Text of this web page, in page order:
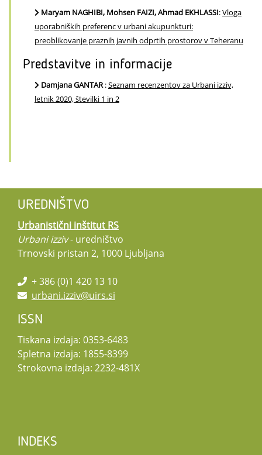
Maryam NAGHIBI, Mohsen FAIZI, Ahmad EKHLASSI:Vloga
uporabniških preferenc v urbani akupunkturi:
preoblikovanje praznih javnih odprtih prostorov v Teheranu
Predstavitve in informacije
Damjana GANTAR:Seznam recenzentov za Urbani izziv,
letnik 2020, številki 1 in 2
UREDNIŠTVO
Urbanistični inštitut RS
Urbani izziv- uredništvo
Trnovski pristan 2, 1000 Ljubljana
+ 386 (0)1 420 13 10
urbani.izziv@uirs.si
ISSN
Tiskana izdaja: 0353-6483
Spletna izdaja: 1855-8399
Strokovna izdaja: 2232-481X
INDEKS